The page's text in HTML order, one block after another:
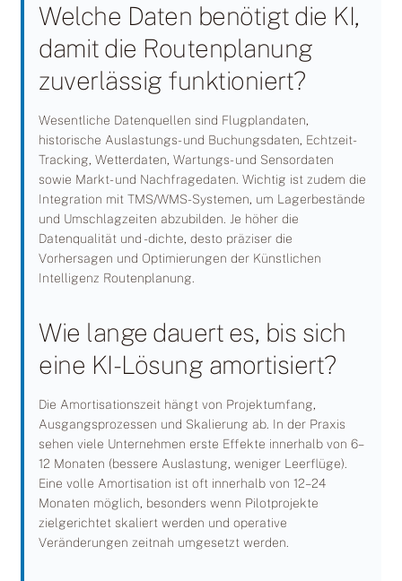
Welche Daten benötigt die KI,
damit die Routenplanung
zuverlässig funktioniert?
Wesentliche Datenquellen sind Flugplandaten,
historische Auslastungs- und Buchungsdaten, Echtzeit-
Tracking, Wetterdaten, Wartungs- und Sensordaten
sowie Markt- und Nachfragedaten. Wichtig ist zudem die
Integration mit TMS/WMS-Systemen, um Lagerbestände
und Umschlagzeiten abzubilden. Je höher die
Datenqualität und -dichte, desto präziser die
Vorhersagen und Optimierungen der Künstlichen
Intelligenz Routenplanung.
Wie lange dauert es, bis sich
eine KI-Lösung amortisiert?
Die Amortisationszeit hängt von Projektumfang,
Ausgangsprozessen und Skalierung ab. In der Praxis
sehen viele Unternehmen erste Effekte innerhalb von 6–
12 Monaten (bessere Auslastung, weniger Leerflüge).
Eine volle Amortisation ist oft innerhalb von 12–24
Monaten möglich, besonders wenn Pilotprojekte
zielgerichtet skaliert werden und operative
Veränderungen zeitnah umgesetzt werden.